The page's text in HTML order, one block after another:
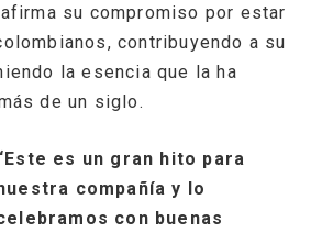
su compromiso por estar
contribuyendo a su
la esencia que la ha
de un siglo.
es un gran hito para
compañía y lo
con buenas